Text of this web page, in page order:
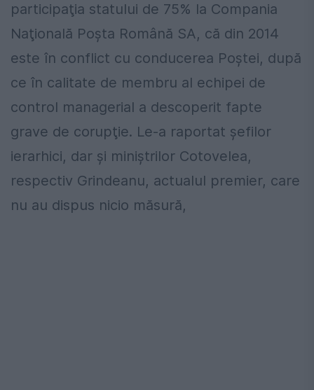
participaţia statului de 75% la Compania
Naţională Poşta Română SA, că din 2014
este în conflict cu conducerea Poştei, după
ce în calitate de membru al echipei de
control managerial a descoperit fapte
grave de corupţie. Le-a raportat şefilor
ierarhici, dar şi miniştrilor Cotovelea,
respectiv Grindeanu, actualul premier, care
nu au dispus nicio măsură,